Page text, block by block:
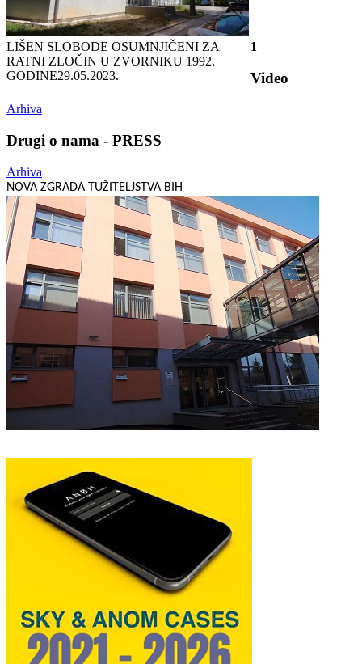
LIŠEN SLOBODE OSUMNJIČENI ZA
RATNI ZLOČIN U ZVORNIKU 1992.
GODINE29.05.2023.
1
Video
Arhiva
Drugi o nama - PRESS
Arhiva
NOVA ZGRADA TUŽITELJSTVA BIH